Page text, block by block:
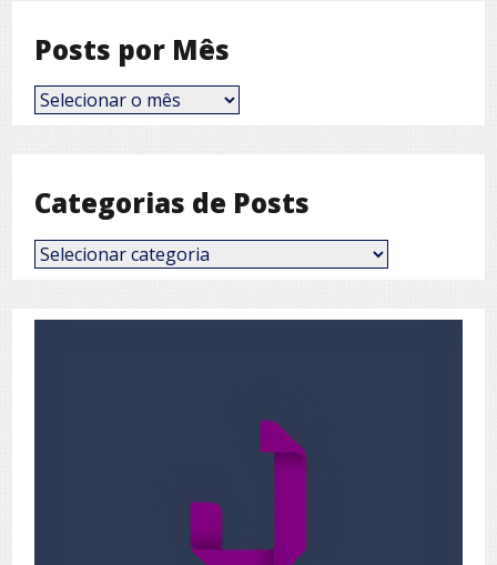
Posts por Mês
Posts
por
Categorias de Posts
Categorias
de